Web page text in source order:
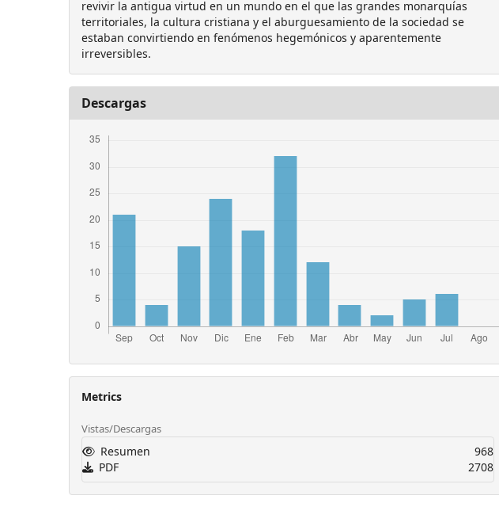
revivir la antigua virtud en un mundo en el que las grandes monarquías
territoriales, la cultura cristiana y el aburguesamiento de la sociedad se
estaban convirtiendo en fenómenos hegemónicos y aparentemente
irreversibles.
Descargas
Metrics
Vistas/Descargas
Resumen
968
PDF
2708